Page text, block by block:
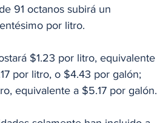
91 octanos subirá un
por litro.
$1.23 por litro, equivalente
por litro, o $4.43 por galón;
equivalente a $5.17 por galón.